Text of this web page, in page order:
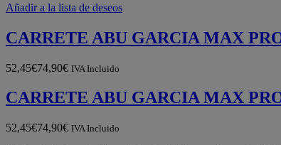
se
la
página
Añadir a la lista de deseos
CARRETE ABU GARCIA MAX
52,45€74,90€ IVA Incluido
CARRETE ABU GARCIA MAX
52,45€74,90€ IVA Incluido